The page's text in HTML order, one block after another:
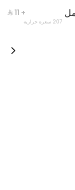
+ ⁨⁦‪‬ 11⁩
207 سعرة حرارية